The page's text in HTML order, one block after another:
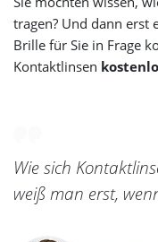
tragen? Und dann erst
Brille für Sie in Frage
Kontaktlinsen
Wie sich
weiß man erst,